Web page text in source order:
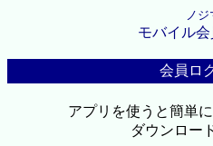
ノジ
モバイル会
会員ロ
アプリを使うと簡単
ダウンロー